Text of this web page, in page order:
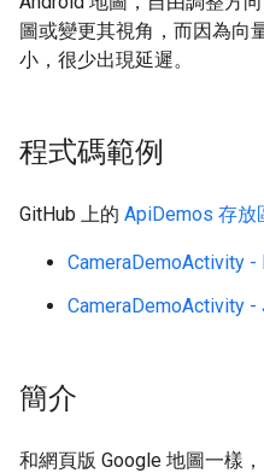
圖或變更其視角，而因為向
小，很少出現延遲。
程式碼範例
GitHub 上的 ApiDemos 存放
CameraDemoActivity -
CameraDemoActivity -
簡介
和網頁版 Google 地圖一樣